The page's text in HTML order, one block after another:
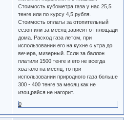
Стоимость кубометра газа у нас 25,5
тенге или по курсу 4,5 рубля.
Стоимость оплаты за отопительный
сезон или за месяц зависит от площади
дома. Расход газа летом, при
использовании его на кухне с утра до
вечера, мизерный. Если за баллон
платили 1500 тенге и его не всегда
хватало на месяц, то при
использовании природного газа больше
300 - 400 тенге за месяц как не
изощряйся не нагорит.
0